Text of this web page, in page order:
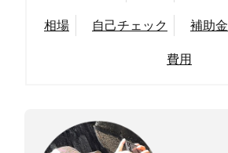
相場 自己チェック 補助金
費用